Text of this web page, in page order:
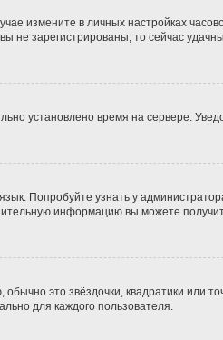
измените в личных настройках
не зарегистрированы, то сейчас
установлено время на сервере.
Попробуйте узнать у
информацию вы можете
это звёздочки, квадратики или
для каждого пользователя.